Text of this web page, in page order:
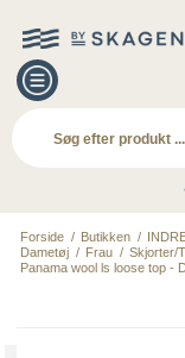
Forside / Butikken /
Dametøj / Frau / Skjorter/
Panama wool ls loose top -